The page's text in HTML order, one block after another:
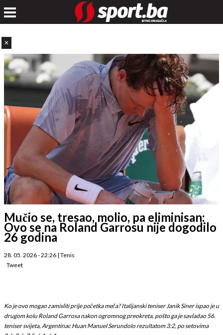
✕
Mučio se, tresao, molio, pa eliminisan:
Ovo se na Roland Garrosu nije dogodilo
26 godina
28. 05. 2026 - 22:26 | Tenis
Tweet
Ko je ovo mogao zamisliti prije početka meča? Italijanski teniser Janik Siner ispao je u
drugom kolu Roland Garrosa nakon ogromnog preokreta, pošto ga je savladao 56.
teniser svijeta, Argentinac Huan Manuel Serundolo rezultatom 3:2, po setovima